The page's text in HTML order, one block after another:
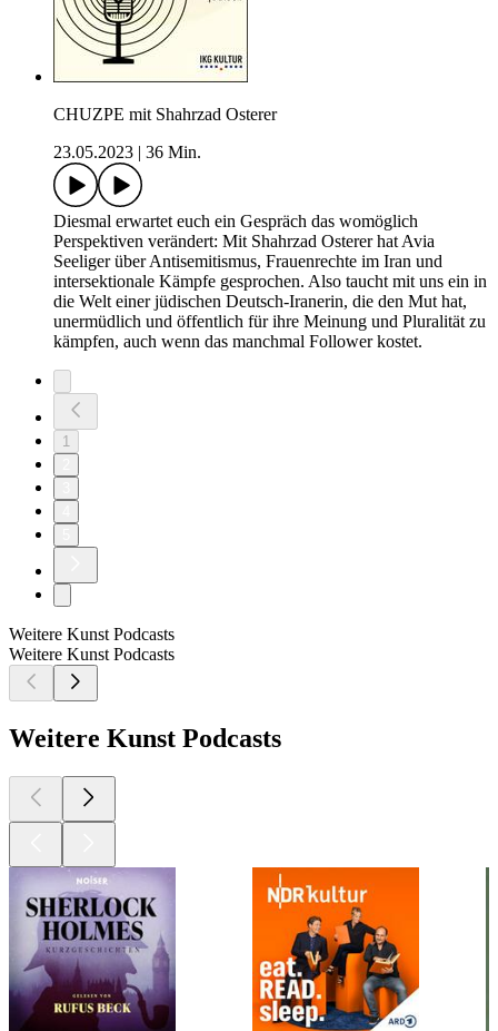
CHUZPE mit Shahrzad Osterer
23.05.2023
36 Min.
Diesmal erwartet euch ein Gespräch das womöglich
Perspektiven verändert: Mit Shahrzad Osterer hat Avia
Seeliger über Antisemitismus, Frauenrechte im Iran und
intersektionale Kämpfe gesprochen. Also taucht mit uns ein in
die Welt einer jüdischen Deutsch-Iranerin, die den Mut hat,
unermüdlich und öffentlich für ihre Meinung und Pluralität zu
kämpfen, auch wenn das manchmal Follower kostet.
1
Weitere Kunst Podcasts
Weitere Kunst Podcasts
Weitere Kunst Podcasts